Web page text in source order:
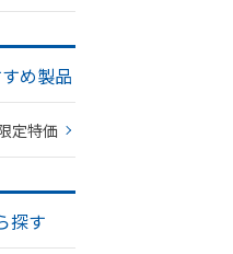
め製品
定特価
探す